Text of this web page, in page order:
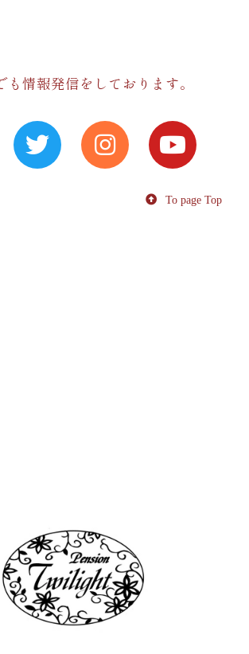
も情報発信をしております。
To page Top